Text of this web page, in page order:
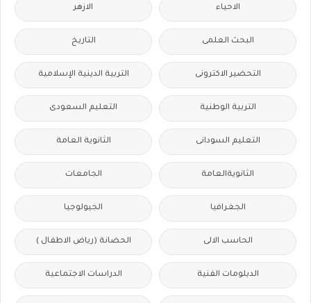
الاحياء الازهر
البحث العلمى التاريخ
التحضير الاكترونى التربية الدينية الإسلامية
التربية الوطنية التعليم السعودى
التعليم السودانى الثانوية العامة
الثانويةالعامة الجامعات
الجغرافيا الجيولوجيا
الحاسب الالى الحضانة (رياض الاطفال )
الدبلومات الفنية الدراسات الاجتماعية